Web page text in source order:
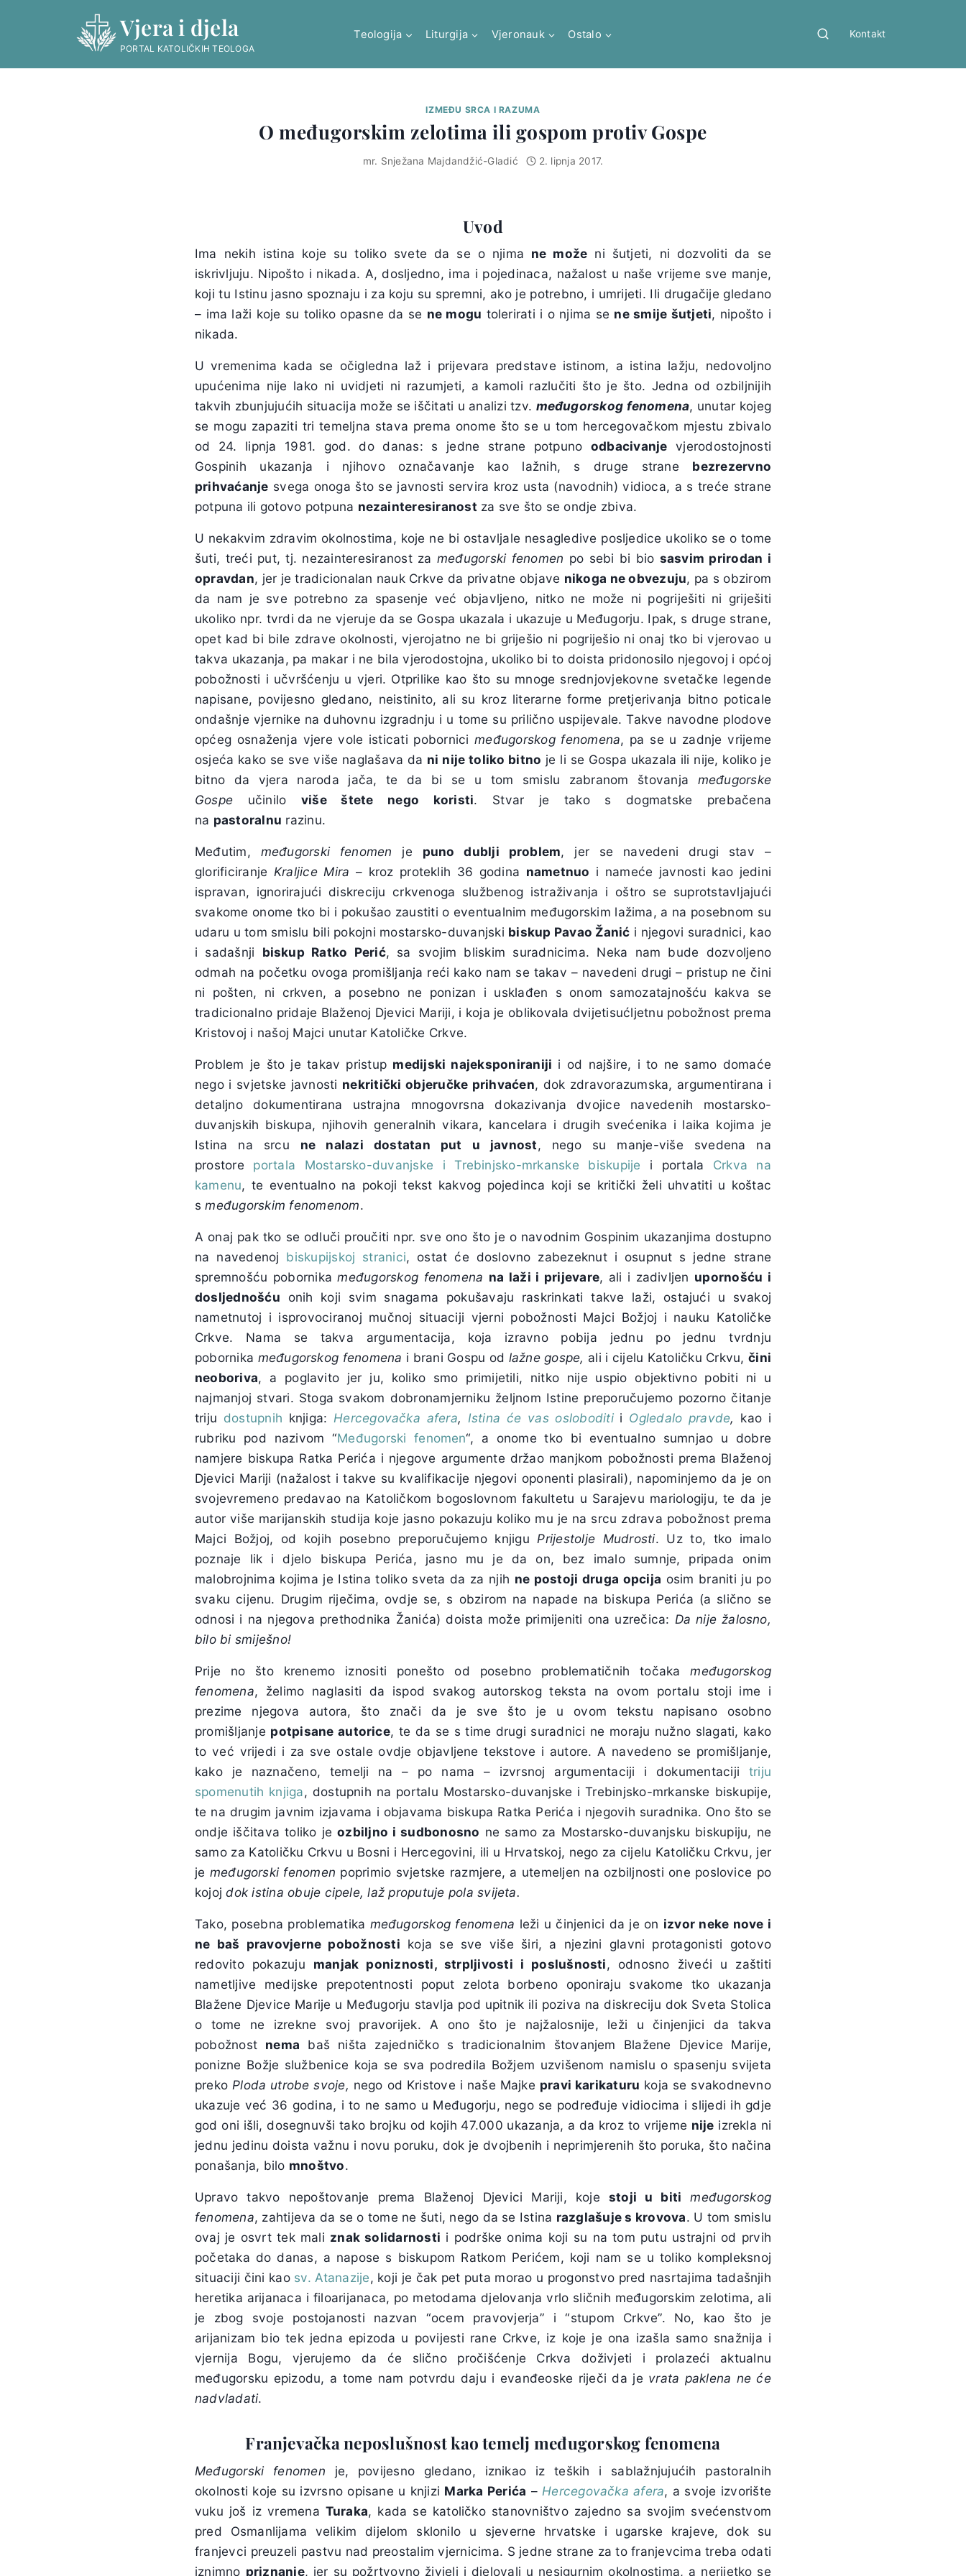
Vjera i djela
PORTAL KATOLIČKIH TEOLOGA
Teologija Liturgija Vjeronauk Ostalo Kontakt
IZMEĐU SRCA I RAZUMA
O međugorskim zelotima ili gospom protiv Gospe
mr. Snježana Majdandžić-Gladić 2. lipnja 2017.
Uvod
Ima nekih istina koje su toliko svete da se o njima ne može ni šutjeti, ni dozvoliti da se
iskrivljuju. Nipošto i nikada. A, dosljedno, ima i pojedinaca, nažalost u naše vrijeme sve manje,
koji tu Istinu jasno spoznaju i za koju su spremni, ako je potrebno, i umrijeti. Ili drugačije gledano
– ima laži koje su toliko opasne da se ne mogu tolerirati i o njima se ne smije šutjeti, nipošto i
nikada.
U vremenima kada se očigledna laž i prijevara predstave istinom, a istina lažju, nedovoljno
upućenima nije lako ni uvidjeti ni razumjeti, a kamoli razlučiti što je što. Jedna od ozbiljnijih
takvih zbunjujućih situacija može se iščitati u analizi tzv. međugorskog fenomena, unutar kojeg
se mogu zapaziti tri temeljna stava prema onome što se u tom hercegovačkom mjestu zbivalo
od 24. lipnja 1981. god. do danas: s jedne strane potpuno odbacivanje vjerodostojnosti
Gospinih ukazanja i njihovo označavanje kao lažnih, s druge strane bezrezervno
prihvaćanje svega onoga što se javnosti servira kroz usta (navodnih) vidioca, a s treće strane
potpuna ili gotovo potpuna nezainteresiranost za sve što se ondje zbiva.
U nekakvim zdravim okolnostima, koje ne bi ostavljale nesagledive posljedice ukoliko se o tome
šuti, treći put, tj. nezainteresiranost za međugorski fenomen po sebi bi bio sasvim prirodan i
opravdan, jer je tradicionalan nauk Crkve da privatne objave nikoga ne obvezuju, pa s obzirom
da nam je sve potrebno za spasenje već objavljeno, nitko ne može ni pogriješiti ni griješiti
ukoliko npr. tvrdi da ne vjeruje da se Gospa ukazala i ukazuje u Međugorju. Ipak, s druge strane,
opet kad bi bile zdrave okolnosti, vjerojatno ne bi griješio ni pogriješio ni onaj tko bi vjerovao u
takva ukazanja, pa makar i ne bila vjerodostojna, ukoliko bi to doista pridonosilo njegovoj i općoj
pobožnosti i učvršćenju u vjeri. Otprilike kao što su mnoge srednjovjekovne svetačke legende
napisane, povijesno gledano, neistinito, ali su kroz literarne forme pretjerivanja bitno poticale
ondašnje vjernike na duhovnu izgradnju i u tome su prilično uspijevale. Takve navodne plodove
općeg osnaženja vjere vole isticati pobornicimeđugorskog fenomena, pa se u zadnje vrijeme
osjeća kako se sve više naglašava da ni nije toliko bitno je li se Gospa ukazala ili nije, koliko je
bitno da vjera naroda jača, te da bi se u tom smislu zabranom štovanja međugorske
Gospe učinilo više štete nego koristi. Stvar je tako s dogmatske prebačena
na pastoralnu razinu.
Međutim, međugorski fenomen je puno dublji problem, jer se navedeni drugi stav –
glorificiranje Kraljice Mira – kroz proteklih 36 godina nametnuo i nameće javnosti kao jedini
ispravan, ignorirajući diskreciju crkvenoga službenog istraživanja i oštro se suprotstavljajući
svakome onome tko bi i pokušao zaustiti o eventualnim međugorskim lažima, a na posebnom su
udaru u tom smislu bili pokojni mostarsko-duvanjski biskup Pavao Žanić i njegovi suradnici, kao
i sadašnji biskup Ratko Perić, sa svojim bliskim suradnicima. Neka nam bude dozvoljeno
odmah na početku ovoga promišljanja reći kako nam se takav – navedeni drugi – pristup ne čini
ni pošten, ni crkven, a posebno ne ponizan i usklađen s onom samozatajnošću kakva se
tradicionalno pridaje Blaženoj Djevici Mariji, i koja je oblikovala dvijetisućljetnu pobožnost prema
Kristovoj i našoj Majci unutar Katoličke Crkve.
Problem je što je takav pristup medijski najeksponiraniji i od najšire, i to ne samo domaće
nego i svjetske javnosti nekritički objeručke prihvaćen, dok zdravorazumska, argumentirana i
detaljno dokumentirana ustrajna mnogovrsna dokazivanja dvojice navedenih mostarsko-
duvanjskih biskupa, njihovih generalnih vikara, kancelara i drugih svećenika i laika kojima je
Istina na srcu ne nalazi dostatan put u javnost, nego su manje-više svedena na
prostore portala Mostarsko-duvanjske i Trebinjsko-mrkanske biskupije i portala Crkva na
kamenu, te eventualno na pokoji tekst kakvog pojedinca koji se kritički želi uhvatiti u koštac
smeđugorskim fenomenom.
A onaj pak tko se odluči proučiti npr. sve ono što je o navodnim Gospinim ukazanjima dostupno
na navedenoj biskupijskoj stranici, ostat će doslovno zabezeknut i osupnut s jedne strane
spremnošću pobornikameđugorskog fenomena na laži i prijevare, ali i zadivljen upornošću i
dosljednošću onih koji svim snagama pokušavaju raskrinkati takve laži, ostajući u svakoj
nametnutoj i isprovociranoj mučnoj situaciji vjerni pobožnosti Majci Božjoj i nauku Katoličke
Crkve. Nama se takva argumentacija, koja izravno pobija jednu po jednu tvrdnju
pobornika međugorskog fenomena i brani Gospu od lažne gospe, ali i cijelu Katoličku Crkvu,čini
neoboriva, a poglavito jer ju, koliko smo primijetili, nitko nije uspio objektivno pobiti ni u
najmanjoj stvari. Stoga svakom dobronamjerniku željnom Istine preporučujemo pozorno čitanje
triju dostupnih knjiga:Hercegovačka afera, Istina će vas osloboditii Ogledalo pravde, kao i
rubriku pod nazivom “Međugorski fenomen“, a onome tko bi eventualno sumnjao u dobre
namjere biskupa Ratka Perića i njegove argumente držao manjkom pobožnosti prema Blaženoj
Djevici Mariji (nažalost i takve su kvalifikacije njegovi oponenti plasirali), napominjemo da je on
svojevremeno predavao na Katoličkom bogoslovnom fakultetu u Sarajevu mariologiju, te da je
autor više marijanskih studija koje jasno pokazuju koliko mu je na srcu zdrava pobožnost prema
Majci Božjoj, od kojih posebno preporučujemo knjiguPrijestolje Mudrosti. Uz to, tko imalo
poznaje lik i djelo biskupa Perića, jasno mu je da on, bez imalo sumnje, pripada onim
malobrojnima kojima je Istina toliko sveta da za njih ne postoji druga opcija osim braniti ju po
svaku cijenu. Drugim riječima, ovdje se, s obzirom na napade na biskupa Perića (a slično se
odnosi i na njegova prethodnika Žanića) doista može primijeniti ona uzrečica: Da nije žalosno,
bilo bi smiješno!
Prije no što krenemo iznositi ponešto od posebno problematičnih točakameđugorskog
fenomena, želimo naglasiti da ispod svakog autorskog teksta na ovom portalu stoji ime i
prezime njegova autora, što znači da je sve što je u ovom tekstu napisano osobno
promišljanje potpisane autorice, te da se s time drugi suradnici ne moraju nužno slagati, kako
to već vrijedi i za sve ostale ovdje objavljene tekstove i autore. A navedeno se promišljanje,
kako je naznačeno, temelji na – po nama – izvrsnoj argumentaciji i dokumentaciji triju
spomenutih knjiga, dostupnih na portalu Mostarsko-duvanjske i Trebinjsko-mrkanske biskupije,
te na drugim javnim izjavama i objavama biskupa Ratka Perića i njegovih suradnika. Ono što se
ondje iščitava toliko jeozbiljno i sudbonosno ne samo za Mostarsko-duvanjsku biskupiju, ne
samo za Katoličku Crkvu u Bosni i Hercegovini, ili u Hrvatskoj, nego za cijelu Katoličku Crkvu, jer
je međugorski fenomen poprimio svjetske razmjere, a utemeljen na ozbiljnosti one poslovice po
kojojdok istina obuje cipele, laž proputuje pola svijeta.
Tako, posebna problematika međugorskog fenomena leži u činjenici da je on izvor neke nove i
ne baš pravovjerne pobožnosti koja se sve više širi, a njezini glavni protagonisti gotovo
redovito pokazuju manjak poniznosti, strpljivosti i poslušnosti, odnosno živeći u zaštiti
nametljive medijske prepotentnosti poput zelota borbeno oponiraju svakome tko ukazanja
Blažene Djevice Marije u Međugorju stavlja pod upitnik ili poziva na diskreciju dok Sveta Stolica
o tome ne izrekne svoj pravorijek. A ono što je najžalosnije, leži u činjenjici da takva
pobožnost nema baš ništa zajedničko s tradicionalnim štovanjem Blažene Djevice Marije,
ponizne Božje službenice koja se sva podredila Božjem uzvišenom namislu o spasenju svijeta
prekoPloda utrobe svoje, nego od Kristove i naše Majke pravi karikaturu koja se svakodnevno
ukazuje već 36 godina, i to ne samo u Međugorju, nego se podređuje vidiocima i slijedi ih gdje
god oni išli, dosegnuvši tako brojku od kojih 47.000 ukazanja, a da kroz to vrijeme nije izrekla ni
jednu jedinu doista važnu i novu poruku, dok je dvojbenih i neprimjerenih što poruka, što načina
ponašanja, bilo mnoštvo.
Upravo takvo nepoštovanje prema Blaženoj Djevici Mariji, koje stoji u biti
međugorskog
fenomena, zahtijeva da se o tome ne šuti, nego da se Istina razglašuje s krovova. U tom smislu
ovaj je osvrt tek mali znak solidarnosti i podrške onima koji su na tom putu ustrajni od prvih
početaka do danas, a napose s biskupom Ratkom Perićem, koji nam se u toliko kompleksnoj
situaciji čini kao sv. Atanazije, koji je čak pet puta morao u progonstvo pred nasrtajima tadašnjih
heretika arijanaca i filoarijanaca, po metodama djelovanja vrlo sličnih međugorskim zelotima, ali
je zbog svoje postojanosti nazvan “ocem pravovjerja” i “stupom Crkve”. No, kao što je
arijanizam bio tek jedna epizoda u povijesti rane Crkve, iz koje je ona izašla samo snažnija i
vjernija Bogu, vjerujemo da će slično pročišćenje Crkva doživjeti i prolazeći aktualnu
međugorsku epizodu, a tome nam potvrdu daju i evanđeoske riječi da je vrata paklena ne će
nadvladati.
Franjevačka neposlušnostkao temelj međugorskog fenomena
Međugorski fenomen je, povijesno gledano, iznikao iz teških i sablažnjujućih pastoralnih
okolnosti koje su izvrsno opisane u knjizi Marka Perića – Hercegovačka afera, a svoje izvorište
vuku još iz vremena Turaka, kada se katoličko stanovništvo zajedno sa svojim svećenstvom
pred Osmanlijama velikim dijelom sklonilo u sjeverne hrvatske i ugarske krajeve, dok su
franjevci preuzeli pastvu nad preostalim vjernicima. S jedne strane za to franjevcima treba odati
iznimno priznanje, jer su požrtvovno živjeli i djelovali u nesigurnim okolnostima, a nerijetko se